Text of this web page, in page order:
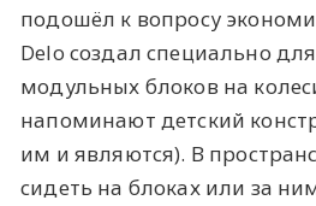
подошёл к вопросу
Delo создал специально
модульных блоков на
напоминают детский
им и являются). В
сидеть на блоках или за